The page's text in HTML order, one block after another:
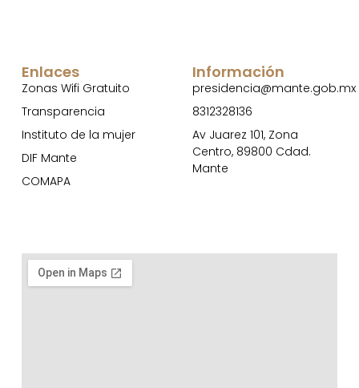
Enlaces
Zonas Wifi Gratuito
Transparencia
Instituto de la mujer
DIF Mante
COMAPA
Información
presidencia@mante.gob.mx
8312328136
Av Juarez 101, Zona
Centro, 89800 Cdad.
Mante